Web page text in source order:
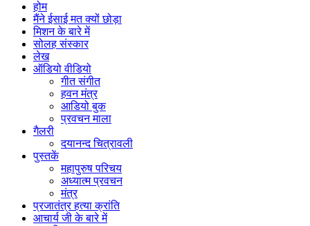
होम
मैंने ईसाई मत क्यों छोड़ा
मिशन के बारे में
सोलह संस्कार
लेख
ऑडियो वीडियो
गीत संगीत
हवन मंत्र
आडियो बुक
प्रवचन माला
गैलरी
दयानन्द चित्रावली
पुस्तकें
महापुरुष परिचय
अध्यात्म प्रवचन
मंत्र
प्रजातंत्र हत्या क्रांति
आचार्य जी के बारे में